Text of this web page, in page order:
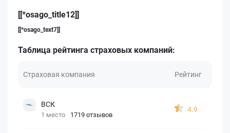
[[*osago_title12]]
[[*osago_text7]]
Таблица рейтинга страховых компаний:
Страховая компания Рейтинг
ВСК
1 место 1719 отзывов
4.9